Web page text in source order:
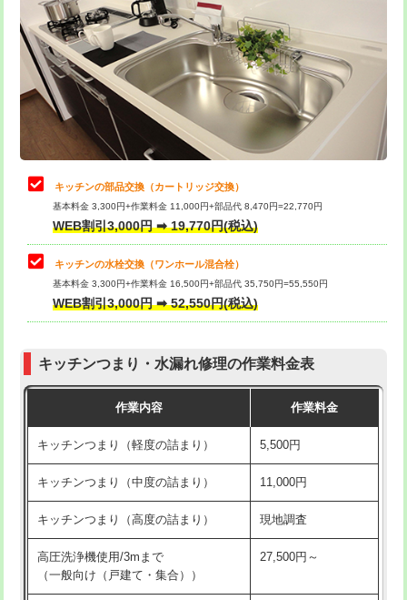
給水管工事※（支持金具設置) 5,500円
給水管工事※（保温材使用（バンド止
め込み）)
5,500円
給水管工事※（土の掘削・埋め戻し作
11,000円
給水管工事※（塩ビ管（VP・HI）使
用/3ｍまで)
給水管工事※（塩ビ管（VP・HI）使
用（追加）/3ｍ超え)
給水管工事※（ライニング鋼管・銅
管・ポリ管・HT管使用/3ｍまで)
44,000円
管・ポリ管・HT管使用/3ｍ超え)
排水管工事（土の掘削・埋め戻し作
11,000円~
排水管工事（排水管工事/3ｍまで） 55,000円
排水管工事（追加 排水管工事/3ｍ超
+11,000円
マス交換（土の掘削・埋め戻し作業）
マス交換（深さ50㎝未満）
カメラ調査 33,000円
桝清掃 8,800円
止水・漏水調査・防水処理・清掃・修
理・調整・分解・加工など（軽作業）
11,000円
止水・漏水調査・防水処理・清掃・修
理・調整・分解・加工など（中作業）
22,000円
止水・漏水調査・防水処理・清掃・修
理・調整・分解・加工など（重作業）
33,000円
お風呂タンク脱着
その他部品の脱着
式・ワンホール）)
交換・取付(排水栓・排水トラップ
22,000円+材料費
持込商品取付（単水栓）
キッチンの部品交換（カートリッジ交換）
基本料金 3,300円+作業料金 11,000円+部品代 8,470円=22,770円
WEB割引3,000円 ➡ 19,770円(税込)
キッチンの水栓交換（ワンホール混合栓）
基本料金 3,300円+作業料金 16,500円+部品代 35,750円=55,550円
WEB割引3,000円 ➡ 52,550円(税込)
キッチンつまり・水漏れ修理の作業料金表
作業内容 作業料金
キッチンつまり（軽度の詰まり） 5,500円
キッチンつまり（中度の詰まり） 11,000円
キッチンつまり（高度の詰まり） 現地調査
高圧洗浄機使用/3mまで
（一般向け（戸建て・集合））
27,500円～